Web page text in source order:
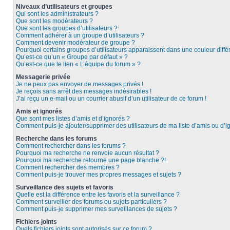
Niveaux d’utilisateurs et groupes
Qui sont les administrateurs ?
Que sont les modérateurs ?
Que sont les groupes d’utilisateurs ?
Comment adhérer à un groupe d’utilisateurs ?
Comment devenir modérateur de groupe ?
Pourquoi certains groupes d’utilisateurs apparaissent dans une couleur
Qu’est-ce qu’un « Groupe par défaut » ?
Qu’est-ce que le lien « L’équipe du forum » ?
Messagerie privée
Je ne peux pas envoyer de messages privés !
Je reçois sans arrêt des messages indésirables !
J’ai reçu un e-mail ou un courrier abusif d’un utilisateur de ce forum !
Amis et ignorés
Que sont mes listes d’amis et d’ignorés ?
Comment puis-je ajouter/supprimer des utilisateurs de ma liste d’amis ou
Recherche dans les forums
Comment rechercher dans les forums ?
Pourquoi ma recherche ne renvoie aucun résultat ?
Pourquoi ma recherche retourne une page blanche ?!
Comment rechercher des membres ?
Comment puis-je trouver mes propres messages et sujets ?
Surveillance des sujets et favoris
Quelle est la différence entre les favoris et la surveillance ?
Comment surveiller des forums ou sujets particuliers ?
Comment puis-je supprimer mes surveillances de sujets ?
Fichiers joints